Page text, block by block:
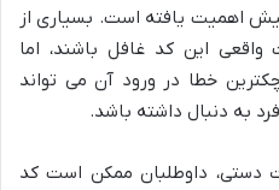
اهمیت یافته است. بسیاری از
این کد غافل باشند، اما
خطا در ورود آن می تواند
به دنبال داشته باشد.
دستی، داوطلبان ممکن است کد